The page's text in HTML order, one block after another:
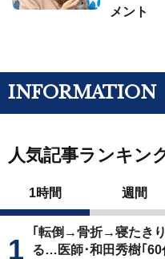
メント
INFORMATION
人気記事ランキン
1時間 週間
｢転倒→骨折→寝たき
る…医師･和田秀樹｢60